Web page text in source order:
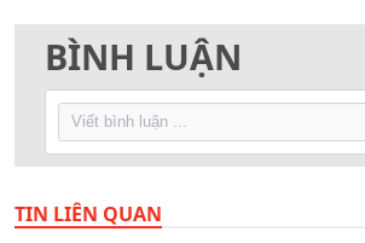
BÌNH LUẬN
TIN LIÊN QUAN